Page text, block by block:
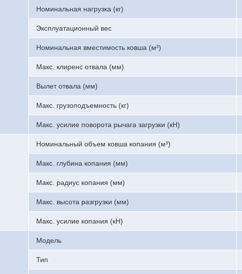
Номинальная нагрузка (кг)
Эксплуатационный вес
Номинальная вместимость ковша (м³)
Макс. клиренс отвала (мм)
Вылет отвала (мм)
Макс. грузоподъемность (кг)
Макс. усилие поворота рычага загрузки (кН)
Номинальный объем ковша копания (м³)
Макс. глубина копания (мм)
Макс. радиус копания (мм)
Макс. высота разгрузки (мм)
Макс. усилие копания (кН)
Модель
Тип